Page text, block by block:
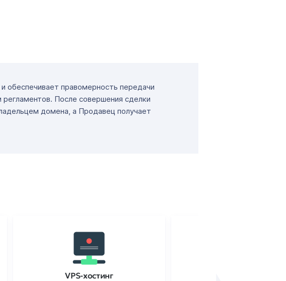
обеспечивает правомерность передачи
После совершения сделки
домена, а Продавец получает
VPS-хостинг